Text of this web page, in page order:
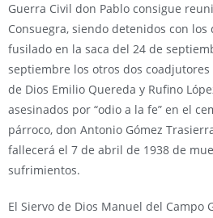
Guerra Civil don Pablo consigue
Consuegra, siendo detenidos con los
fusilado en la saca del 24 de
septiembre los otros dos coadjutores
de Dios Emilio Quereda y Rufino
asesinados por “odio a la fe” en el
párroco, don Antonio Gómez
fallecerá el 7 de abril de 1938 de
sufrimientos.
El Siervo de Dios Manuel del Campo